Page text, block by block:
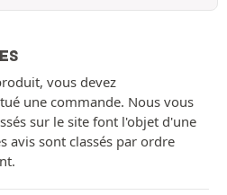
vous devez
une commande. Nous vous
sur le site font l'objet d'une
avis sont classés par ordre